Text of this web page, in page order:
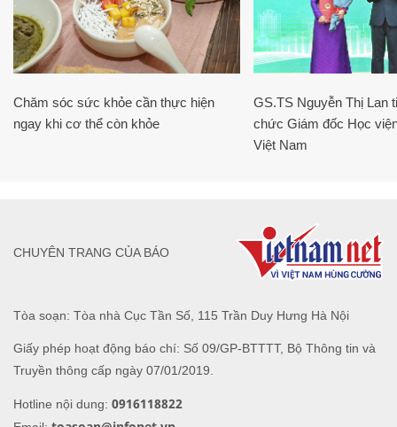
Chăm sóc sức khỏe cần thực hiện
ngay khi cơ thể còn khỏe
GS.TS Nguyễn Thị Lan
chức Giám đốc Học
Việt Nam
Tòa soạn: Tòa nhà Cục Tần Số, 115 Trần Duy Hưng Hà Nội
Giấy phép hoạt động báo chí: Số 09/GP-BTTTT, Bộ Thông tin và
Truyền thông cấp ngày 07/01/2019.
Hotline nội dung: 0916118822
CHUYÊN TRANG CỦA BÁO